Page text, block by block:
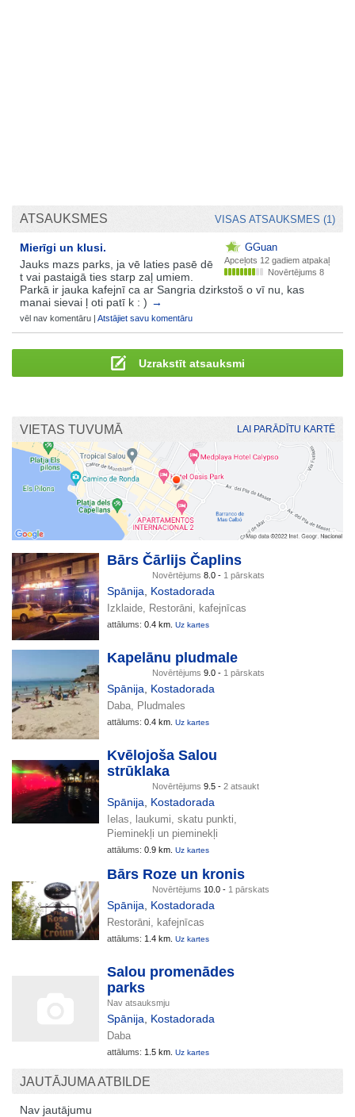
ATSAUKSMES VISAS ATSAUKSMES (1)
GGuan
Apceļots 12 gadiem atpakaļ
Novērtējums 8
Mierīgi un klusi.
Jauks mazs parks, ja vē laties pasē dē
t vai pastaigā ties starp zaļ umiem.
Parkā ir jauka kafejnī ca ar Sangria dzirkstoš o vī nu, kas
manai sievai ļ oti patī k : ) →
vēl nav komentāru | Atstājiet savu komentāru
Uzrakstīt atsauksmi
VIETAS TUVUMĀ LAI PARĀDĪTU KARTĒ
Bārs Čārlijs Čaplins
Novērtējums 8.0 - 1 pārskats
Spānija Kostadorada
Izklaide, Restorāni, kafejnīcas
attālums: 0.4 km. Uz kartes
Kapelānu pludmale
Novērtējums 9.0 - 1 pārskats
Spānija Kostadorada
Daba, Pludmales
attālums: 0.4 km. Uz kartes
Kvēlojoša Salou
strūklaka
Novērtējums 9.5 - 2 atsaukt
Spānija Kostadorada
Ielas, laukumi, skatu punkti,
Pieminekļi un pieminekļi
attālums: 0.9 km. Uz kartes
Bārs Roze un kronis
Novērtējums 10.0 - 1 pārskats
Spānija Kostadorada
Restorāni, kafejnīcas
attālums: 1.4 km. Uz kartes
Salou promenādes
parks
Nav atsauksmju
Spānija Kostadorada
Daba
attālums: 1.5 km. Uz kartes
JAUTĀJUMA ATBILDE
Nav jautājumu